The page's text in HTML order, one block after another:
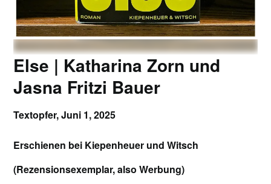
Else | Katharina Zorn und
Jasna Fritzi Bauer
Textopfer,Juni 1, 2025
Erschienen bei Kiepenheuer und Witsch
(Rezensionsexemplar, also Werbung)